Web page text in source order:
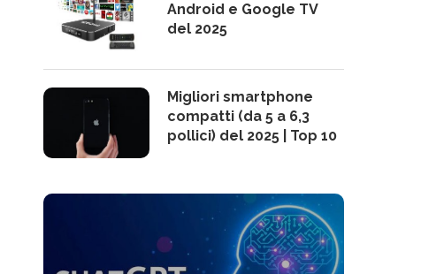
Android e Google TV
del 2025
Migliori smartphone
compatti (da 5 a 6,3
pollici) del 2025 | Top 10